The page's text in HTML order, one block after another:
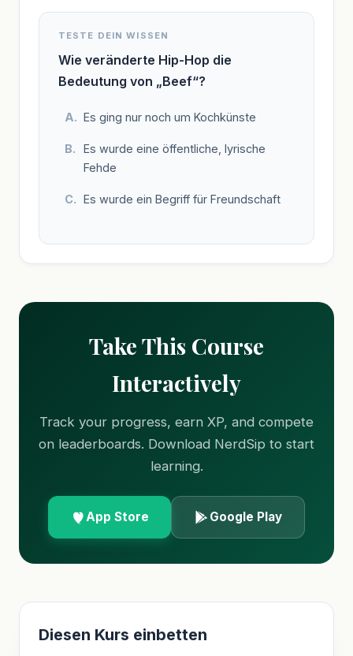
TESTE DEIN WISSEN
Wie veränderte Hip-Hop die
Bedeutung von „Beef“?
Es ging nur noch um Kochkünste
Es wurde eine öffentliche, lyrische
Fehde
Es wurde ein Begriff für Freundschaft
Take This Course
Interactively
Track your progress, earn XP, and compete
on leaderboards. Download NerdSip to start
learning.
App Store Google Play
Diesen Kurs einbetten